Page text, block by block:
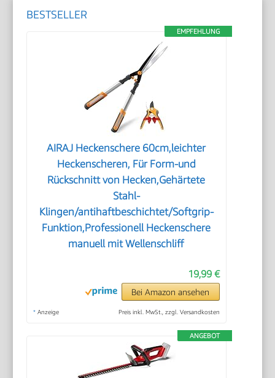
BESTSELLER
EMPFEHLUNG
AIRAJ Heckenschere 60cm,leichter
Heckenscheren, Für Form-und
Rückschnitt von Hecken,Gehärtete
Stahl-
Klingen/antihaftbeschichtet/Softgrip-
Funktion,Professionell Heckenschere
manuell mit Wellenschliff
19,99 €
Bei Amazon ansehen
* Anzeige Preis inkl. MwSt., zzgl. Versandkosten
ANGEBOT